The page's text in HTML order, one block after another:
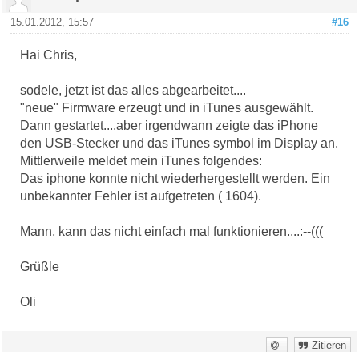
#16
15.01.2012, 15:57
Hai Chris,
sodele, jetzt ist das alles abgearbeitet....
"neue" Firmware erzeugt und in iTunes ausgewählt.
Dann gestartet....aber irgendwann zeigte das iPhone
den USB-Stecker und das iTunes symbol im Display an.
Mittlerweile meldet mein iTunes folgendes:
Das iphone konnte nicht wiederhergestellt werden. Ein
unbekannter Fehler ist aufgetreten ( 1604).
Mann, kann das nicht einfach mal funktionieren....:--(((
Grüßle
Oli
Zitieren